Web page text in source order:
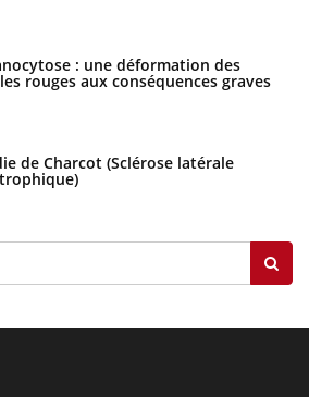
: une déformation des
rouges aux conséquences graves
de Charcot (Sclérose latérale